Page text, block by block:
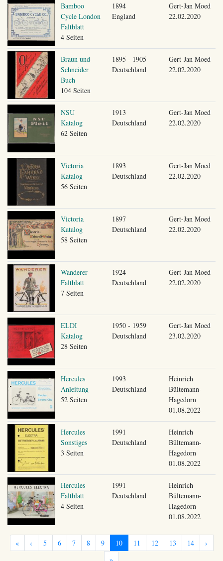
Bamboo
Cycle London
Faltblatt
4 Seiten
1894
England
Gert-Jan Moed
22.02.2020
Braun und
Schneider
Buch
104 Seiten
1895 - 1905
Deutschland
Gert-Jan Moed
22.02.2020
NSU
Katalog
62 Seiten
1913
Deutschland
Gert-Jan Moed
22.02.2020
Victoria
Katalog
56 Seiten
1893
Deutschland
Gert-Jan Moed
22.02.2020
Victoria
Katalog
58 Seiten
1897
Deutschland
Gert-Jan Moed
22.02.2020
Wanderer
Faltblatt
7 Seiten
1924
Deutschland
Gert-Jan Moed
22.02.2020
ELDI
Katalog
28 Seiten
1950 - 1959
Deutschland
Gert-Jan Moed
23.02.2020
Hercules
Anleitung
52 Seiten
1993
Deutschland
Heinrich
Bültemann-
Hagedorn
01.08.2022
Hercules
Sonstiges
3 Seiten
1991
Deutschland
Heinrich
Bültemann-
Hagedorn
01.08.2022
Hercules
Faltblatt
4 Seiten
1991
Deutschland
Heinrich
Bültemann-
Hagedorn
01.08.2022
« ‹ 5 6 7 8 9 10 11 12 13 14
›
»